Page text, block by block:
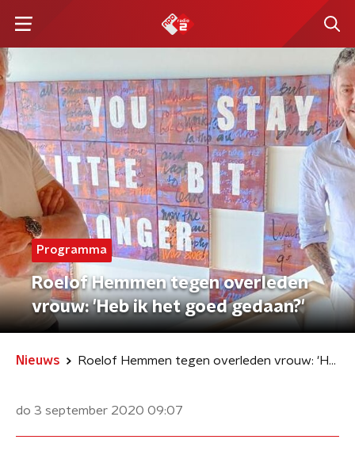
Programma
Roelof Hemmen tegen overleden
vrouw: 'Heb ik het goed gedaan?'
Nieuws Roelof Hemmen tegen overleden vrouw: 'Heb ik het goed gedaan?'
do 3 september 2020 09:07